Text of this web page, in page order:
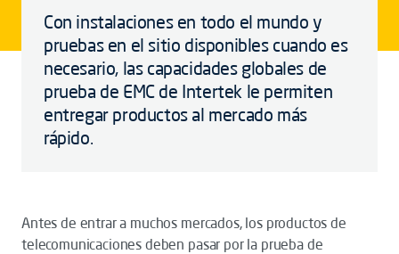
Con instalaciones en todo el mundo y
pruebas en el sitio disponibles cuando es
necesario, las capacidades globales de
prueba de EMC de Intertek le permiten
entregar productos al mercado más
rápido.
Antes de entrar a muchos mercados, los productos de
telecomunicaciones deben pasar por la prueba de